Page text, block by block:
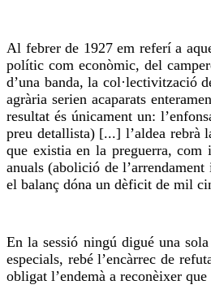
Al febrer de 1927 em referí a
polític com econòmic, del
d’una banda, la col·lectivització
agrària serien acaparats
resultat és únicament un:
preu detallista) [...] l’aldea rebrà
que existia en la preguerra,
anuals (abolició de
el balanç dóna un dèficit de mil
En la sessió ningú digué una
especials, rebé l’encàrrec de
obligat l’endemà a reconèixer